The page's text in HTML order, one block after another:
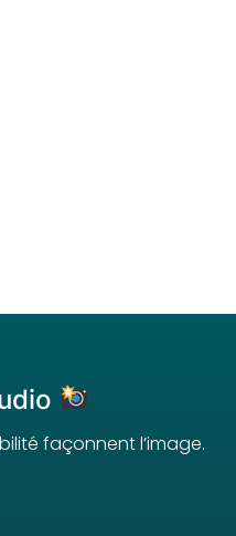
façonnent l’image.